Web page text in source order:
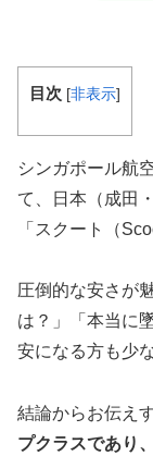
目次 [非表示]
シンガポール航
て、日本（成田
「スクート（
圧倒的な安さが
は？」「本当に
安になる方も少
結論からお伝え
プクラスであり